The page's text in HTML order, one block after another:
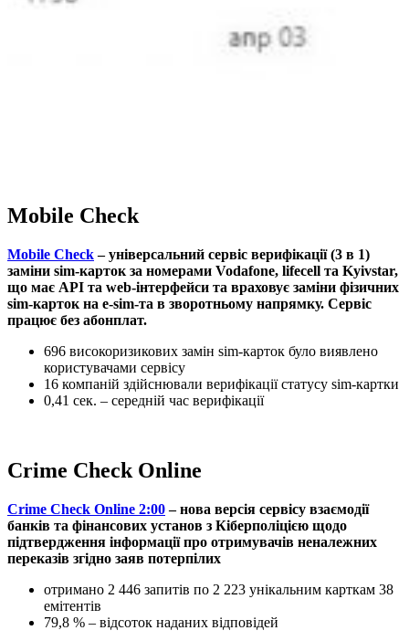
Mobile Check
Mobile Check– універсальний сервіс верифікації (3 в 1)
заміни sim-карток за номерами Vodafone, lifecell та Kyivstar,
що має API та web-інтерфейси та враховує заміни фізичних
sim-карток на e-sim-та в зворотньому напрямку. Сервіс
працює без абонплат.
696 високоризикових замін sim-карток було виявлено
користувачами сервісу
16 компаній здійснювали верифікації статусу sim-картки
0,41 сек. – середній час верифікації
Crime Check Online
Crime Check Online 2:00– нова версія сервісу взаємодії
банків та фінансових установ з Кіберполіцією щодо
підтвердження інформації про отримувачів неналежних
переказів згідно заяв потерпілих
отримано 2 446 запитів по 2 223 унікальним карткам 38
емітентів
79,8 % – відсоток наданих відповідей